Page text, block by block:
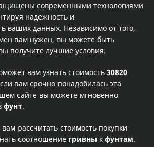
современными технологиями
надежность и
ваших данных. Независимо от того,
вам нужен, вы можете быть
получите лучшие условия.
вам узнать стоимость 30820
вам срочно понадобилась эта
сайте вы можете мгновенно
фунт.
рассчитать стоимость покупки
соотношение гривны к фунтам.